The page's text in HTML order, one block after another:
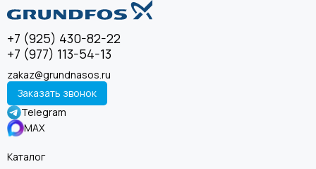
+7 (925) 430-82-22
+7 (977) 113-54-13
zakaz@grundnasos.ru
Заказать звонок
Telegram
MAX
Каталог